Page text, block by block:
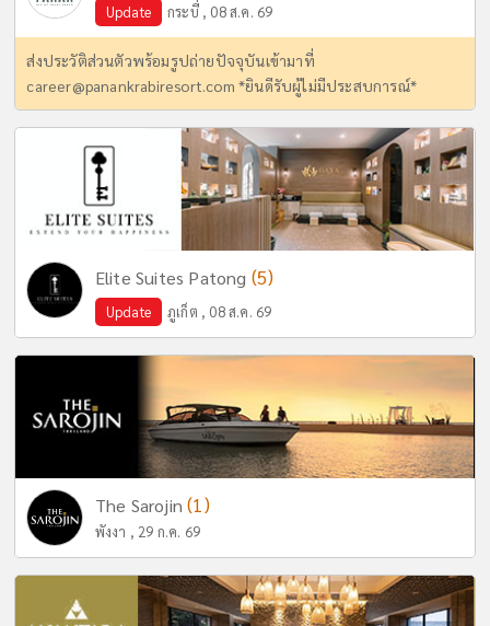
Update กระบี่ , 08 ส.ค. 69
ส่งประวัติส่วนตัวพร้อมรูปถ่ายปัจจุบันเข้ามาที่
career@panankrabiresort.com *ยินดีรับผู้ไม่มีประสบการณ์*
Elite Suites Patong (5)
Update ภูเก็ต , 08 ส.ค. 69
The Sarojin(1)
พังงา , 29 ก.ค. 69